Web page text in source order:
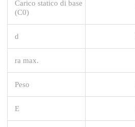
Carico statico di base
(C0)
d
ra max.
Peso
E